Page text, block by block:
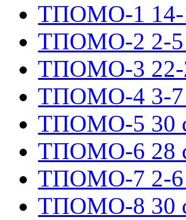
ТПОМО-1 14-
ТПОМО-2 2-5
ТПОМО-3 22-
ТПОМО-4 3-7
ТПОМО-5 30
ТПОМО-6 28
ТПОМО-7 2-6
ТПОМО-8 30